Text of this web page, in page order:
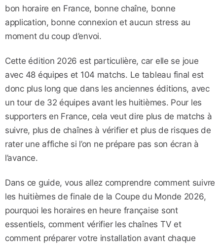
bon horaire en France, bonne chaîne, bonne
application, bonne connexion et aucun stress au
moment du coup d’envoi.
Cette édition 2026 est particulière, car elle se joue
avec 48 équipes et 104 matchs. Le tableau final est
donc plus long que dans les anciennes éditions, avec
un tour de 32 équipes avant les huitièmes. Pour les
supporters en France, cela veut dire plus de matchs à
suivre, plus de chaînes à vérifier et plus de risques de
rater une affiche si l’on ne prépare pas son écran à
l’avance.
Dans ce guide, vous allez comprendre comment suivre
les huitièmes de finale de la Coupe du Monde 2026,
pourquoi les horaires en heure française sont
essentiels, comment vérifier les chaînes TV et
comment préparer votre installation avant chaque